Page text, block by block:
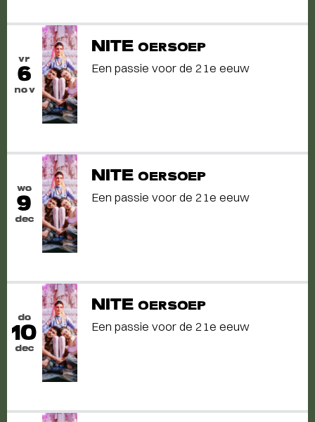
vr
6
nov
NITE OERSOEP
Een passie voor de 21e eeuw
wo
9
dec
NITE OERSOEP
Een passie voor de 21e eeuw
do
10
dec
NITE OERSOEP
Een passie voor de 21e eeuw